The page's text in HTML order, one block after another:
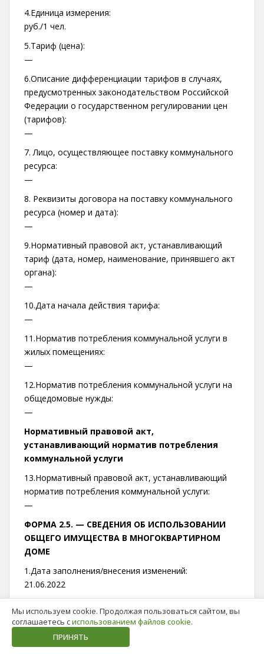
4.Единица измерения:
руб./1 чел.
5.Тариф (цена):
—
6.Описание дифференциации тарифов в случаях,
предусмотренных законодательством Российской
Федерации о государственном регулировании цен
(тарифов):
—
7. Лицо, осуществляющее поставку коммунального
ресурса:
—
8. Реквизиты договора на поставку коммунального
ресурса (номер и дата):
—
9.Нормативный правовой акт, устанавливающий
тариф (дата, номер, наименование, принявшего акт
органа):
—
10.Дата начала действия тарифа:
—
11.Норматив потребления коммунальной услуги в
жилых помещениях:
—
12.Норматив потребления коммунальной услуги на
общедомовые нужды:
—
Нормативный правовой акт,
устанавливающий норматив потребления
коммунальной услуги
13.Нормативный правовой акт, устанавливающий
норматив потребления коммунальной услуги:
—
ФОРМА 2.5. — СВЕДЕНИЯ ОБ ИСПОЛЬЗОВАНИИ
ОБЩЕГО ИМУЩЕСТВА В МНОГОКВАРТИРНОМ
ДОМЕ
1.Дата заполнения/внесения изменений:
21.06.2022
РЕМОНТЕ ОБЩЕГО ИМУЩЕСТВА В
МНОГОКВАРТИРНОМ ДОМЕ
1.Дата заполнения/внесения изменений:
Мы используем cookie. Продолжая пользоваться сайтом, вы
соглашаетесь сиспользованием файлов cookie.
ПРИНЯТЬ